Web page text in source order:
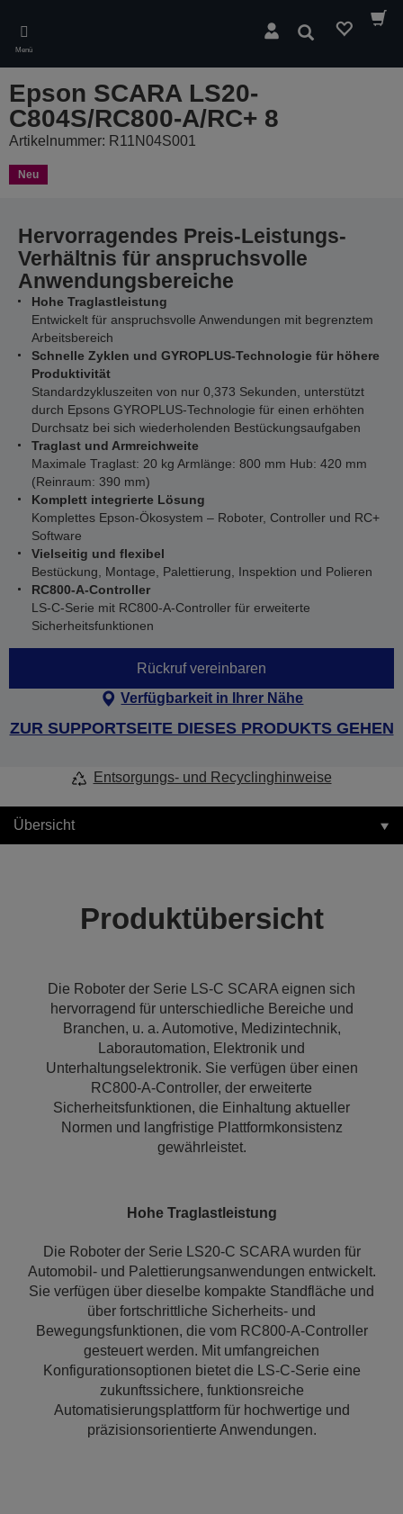
main
content
Menü
Suchen
Epson SCARA LS20-
C804S/RC800-A/RC+ 8
Artikelnummer: R11N04S001
Neu
Hervorragendes Preis-Leistungs-
Verhältnis für anspruchsvolle
Anwendungsbereiche
Hohe Traglastleistung
Entwickelt für anspruchsvolle Anwendungen mit begrenztem
Arbeitsbereich
Schnelle Zyklen und GYROPLUS-Technologie für höhere
Produktivität
Standardzykluszeiten von nur 0,373 Sekunden, unterstützt
durch Epsons GYROPLUS-Technologie für einen erhöhten
Durchsatz bei sich wiederholenden Bestückungsaufgaben
Traglast und Armreichweite
Maximale Traglast: 20 kg Armlänge: 800 mm Hub: 420 mm
(Reinraum: 390 mm)
Komplett integrierte Lösung
Komplettes Epson-Ökosystem – Roboter, Controller und RC+
Software
Vielseitig und flexibel
Bestückung, Montage, Palettierung, Inspektion und Polieren
RC800-A-Controller
LS‑C-Serie mit RC800‑A-Controller für erweiterte
Sicherheitsfunktionen
Rückruf vereinbaren
Verfügbarkeit in Ihrer Nähe
ZUR SUPPORTSEITE DIESES PRODUKTS GEHEN
Entsorgungs- und Recyclinghinweise
Übersicht
Produktübersicht
Die Roboter der Serie LS-C SCARA eignen sich
hervorragend für unterschiedliche Bereiche und
Branchen, u. a. Automotive, Medizintechnik,
Laborautomation, Elektronik und
Unterhaltungselektronik. Sie verfügen über einen
RC800‑A-Controller, der erweiterte
Sicherheitsfunktionen, die Einhaltung aktueller
Normen und langfristige Plattformkonsistenz
gewährleistet.
Hohe Traglastleistung
Die Roboter der Serie LS20‑C SCARA wurden für
Automobil- und Palettierungsanwendungen entwickelt.
Sie verfügen über dieselbe kompakte Standfläche und
über fortschrittliche Sicherheits- und
Bewegungsfunktionen, die vom RC800‑A-Controller
gesteuert werden. Mit umfangreichen
Konfigurationsoptionen bietet die LS‑C-Serie eine
zukunftssichere, funktionsreiche
Automatisierungsplattform für hochwertige und
präzisionsorientierte Anwendungen.